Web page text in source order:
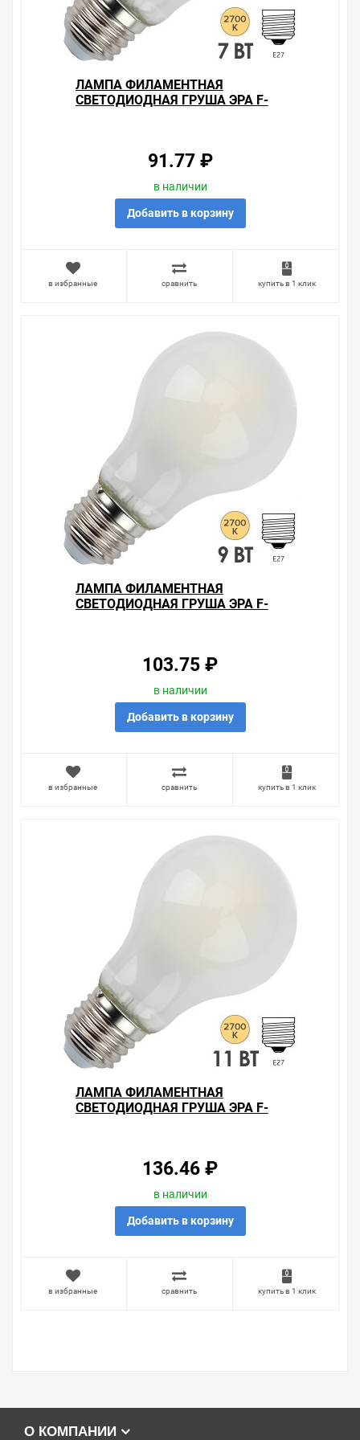
наиболее удобен. С удовольствием ответим на все
вопросы.
ЛАМПА ФИЛАМЕНТНАЯ
СВЕТОДИОДНАЯ ГРУША ЭРА F-
91.77 ₽
в наличии
Добавить в корзину
в избранные сравнить купить в 1 клик
ЛАМПА ФИЛАМЕНТНАЯ
СВЕТОДИОДНАЯ ГРУША ЭРА F-
103.75 ₽
в наличии
Добавить в корзину
в избранные сравнить купить в 1 клик
ЛАМПА ФИЛАМЕНТНАЯ
СВЕТОДИОДНАЯ ГРУША ЭРА F-
136.46 ₽
в наличии
Добавить в корзину
в избранные сравнить купить в 1 клик
О КОМПАНИИ